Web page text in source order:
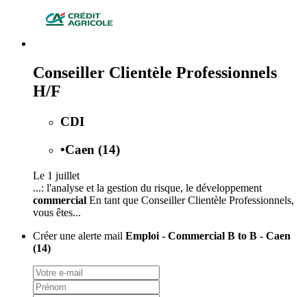
Conseiller Clientèle Professionnels
H/F
CDI
•Caen (14)
Le 1 juillet
...: l'analyse et la gestion du risque, le développement
commercial En tant que Conseiller Clientèle Professionnels,
vous êtes...
Créer une alerte mail Emploi - Commercial B to B - Caen
(14)